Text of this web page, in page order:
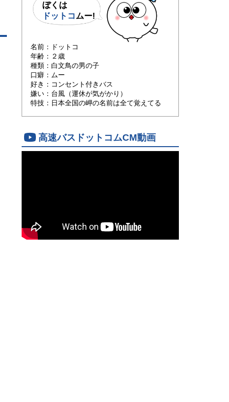
ぼくは
ドットコムー!
名前：ドットコ
年齢：２歳
種類：白文鳥の男の子
口癖：ムー
好き：コンセント付きバス
嫌い：台風（運休が気がかり）
特技：日本全国の岬の名前は全て覚えてる
高速バスドットコムCM動画